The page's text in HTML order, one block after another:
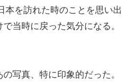
本を訪れた時のことを思い出
当時に戻った気分になる。
写真、特に印象的だった。